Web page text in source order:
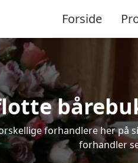
Forside
forhandlere her
forhandler